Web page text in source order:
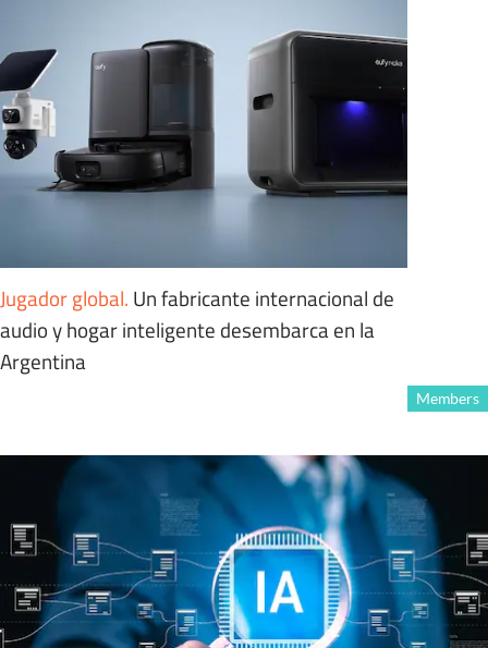
Jugador global. Un fabricante internacional de
audio y hogar inteligente desembarca en la
Argentina
Members